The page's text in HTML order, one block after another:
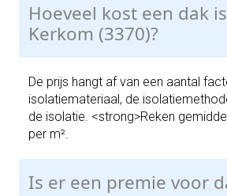
Hoeveel kost een dak
Kerkom (3370)?
De prijs hangt af van een aantal
isolatiemateriaal, de
de isolatie. <strong>Reken
per m².
Is er een premie voor